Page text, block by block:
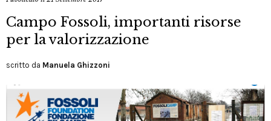
Campo Fossoli, importanti risorse
per la valorizzazione
scritto da Manuela Ghizzoni